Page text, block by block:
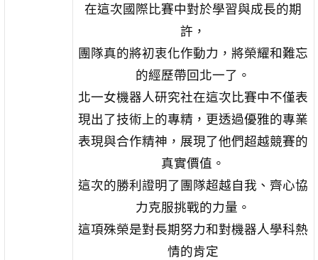
在這次國際比賽中對於學習與成長的期
許，
團隊真的將初衷化作動力，將榮耀和難忘
的經歷帶回北一了。
北一女機器人研究社在這次比賽中不僅表
現出了技術上的專精，更透過優雅的專業
表現與合作精神，展現了他們超越競賽的
真實價值。
這次的勝利證明了團隊超越自我、齊心協
力克服挑戰的力量。
這項殊榮是對長期努力和對機器人學科熱
情的肯定